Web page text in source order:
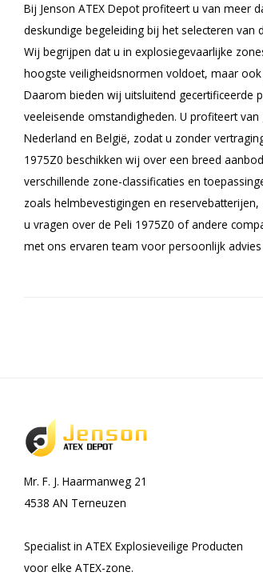
Bij Jenson ATEX Depot profiteert u van meer
deskundige begeleiding bij het selecteren
Wij begrijpen dat u in explosiegevaarlijke
hoogste veiligheidsnormen voldoet, maar
Daarom bieden wij uitsluitend gecertificeerde
veeleisende omstandigheden. U profiteert
Nederland en België, zodat u zonder
1975Z0 beschikken wij over een breed
verschillende zone-classificaties en
zoals helmbevestigingen en
u vragen over de Peli 1975Z0 of andere
met ons ervaren team voor persoonlijk
Mr. F. J. Haarmanweg 21
4538 AN Terneuzen
Specialist in ATEX Explosieveilige Producten
voor elke ATEX-zone.